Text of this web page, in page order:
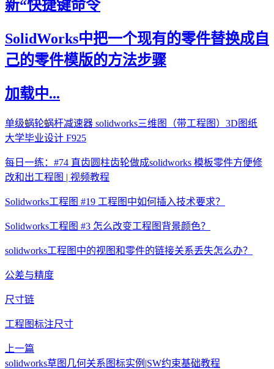
新“快捷键命令
SolidWorks中把一个现有的零件替换成自
己的零件模版的方法步骤
加载中...
单级蜗轮蜗杆减速器 solidworks三维图（带工程图）3D图纸
大学毕业设计 F925
每日一练：#74 直齿圆柱齿轮做成solidworks 模板零件方便修
改和出工程图 | 视频教程
Solidworks工程图 #19 工程图中如何插入技术要求？
Solidworks工程图 #3 怎么改变工程图背景颜色？
solidworks工程图中的视图和零件的链接关系丢失怎么办？
公差与精度
尺寸链
工程图标注尺寸
上一篇
solidworks草图几何关系图标实例|SW约束基础教程